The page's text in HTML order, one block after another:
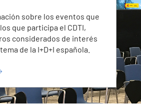
sobre los eventos que
que participa el CDTI,
considerados de interés
de la I+D+I española.